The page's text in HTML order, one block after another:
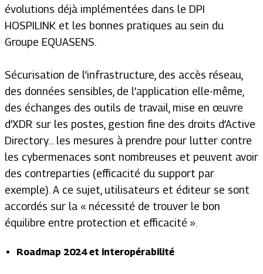
évolutions déjà implémentées dans le DPI
HOSPILINK et les bonnes pratiques au sein du
Groupe EQUASENS.
Sécurisation de l’infrastructure, des accès réseau,
des données sensibles, de l’application elle-même,
des échanges des outils de travail, mise en œuvre
d’XDR sur les postes, gestion fine des droits d’Active
Directory… les mesures à prendre pour lutter contre
les cybermenaces sont nombreuses et peuvent avoir
des contreparties (efficacité du support par
exemple). A ce sujet, utilisateurs et éditeur se sont
accordés sur la « nécessité de trouver le bon
équilibre entre protection et efficacité ».
Roadmap 2024 et interopérabilité